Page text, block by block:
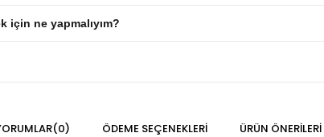
için ne yapmalıyım?
(0) ÖDEME SEÇENEKLERI ÜRÜN ÖNERILERI